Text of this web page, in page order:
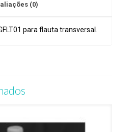
(0)
para flauta transversal.